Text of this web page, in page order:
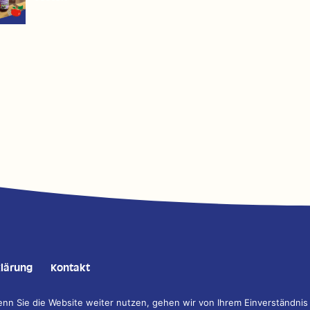
Kontakt
Gestaltung, Fotografie und Programmierung:DESIGNSTUUV
Sie die Website weiter nutzen, gehen wir von Ihrem Einverständnis